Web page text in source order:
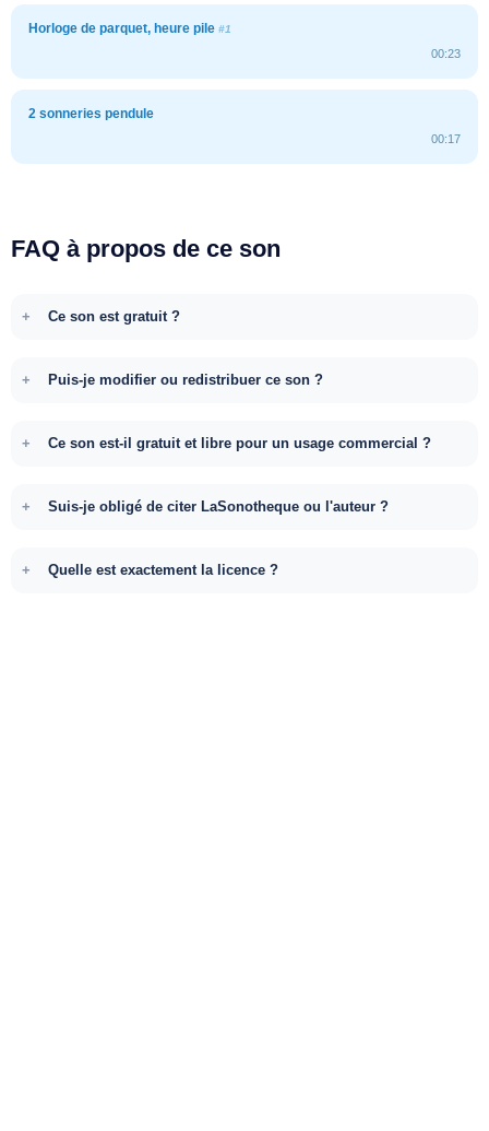
Horloge de parquet, heure pile #1
00:23
2 sonneries pendule
00:17
FAQ à propos de ce son
Ce son est gratuit ?
Puis-je modifier ou redistribuer ce son ?
Ce son est-il gratuit et libre pour un usage commercial ?
Suis-je obligé de citer LaSonotheque ou l'auteur ?
Quelle est exactement la licence ?